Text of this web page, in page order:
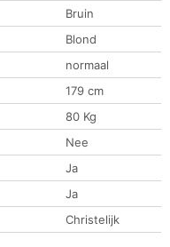
Bruin
Blond
normaal
179 cm
80 Kg
Nee
Ja
Ja
Christelijk